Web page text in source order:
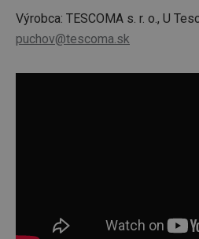
Výrobca: TESCOMA s. r. o., U
puchov@tescoma.sk